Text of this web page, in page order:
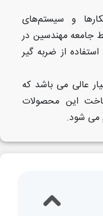
و سیستم‌های
جامعه مهندسین در
از ضربه گیر
عالی می باشد که
این محصولات
می شود.